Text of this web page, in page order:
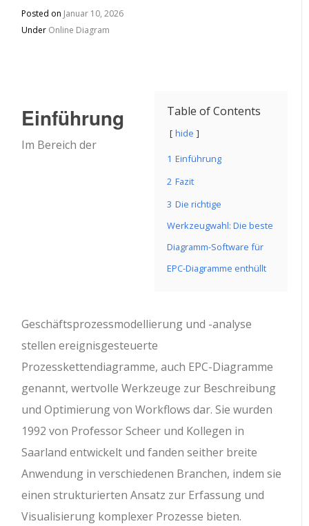
Posted on Januar 10, 2026
Under Online Diagram
Table of Contents
hide
1 Einführung
2 Fazit
3 Die richtige
Werkzeugwahl: Die beste
Diagramm-Software für
EPC-Diagramme enthüllt
Einführung
Im Bereich der
Geschäftsprozessmodellierung und -analyse
stellen ereignisgesteuerte
Prozesskettendiagramme, auch EPC-Diagramme
genannt, wertvolle Werkzeuge zur Beschreibung
und Optimierung von Workflows dar. Sie wurden
1992 von Professor Scheer und Kollegen in
Saarland entwickelt und fanden seither breite
Anwendung in verschiedenen Branchen, indem sie
einen strukturierten Ansatz zur Erfassung und
Visualisierung komplexer Prozesse bieten.